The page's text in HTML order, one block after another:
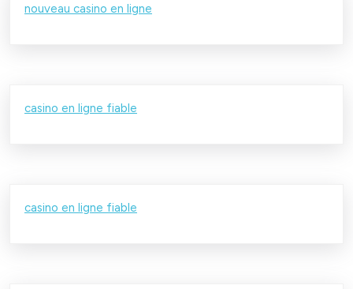
nouveau casino en ligne
casino en ligne fiable
casino en ligne fiable